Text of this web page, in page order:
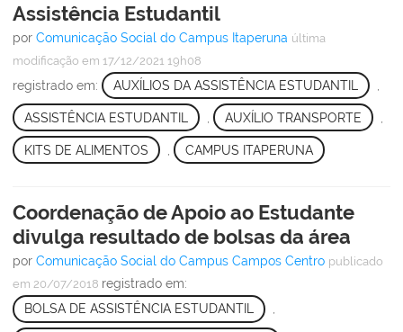
Assistência Estudantil
por Comunicação Social do Campus Itaperuna última
modificação em 17/12/2021 19h08
registrado em: AUXÍLIOS DA ASSISTÊNCIA ESTUDANTIL
ASSISTÊNCIA ESTUDANTIL AUXÍLIO TRANSPORTE
KITS DE ALIMENTOS CAMPUS ITAPERUNA
Coordenação de Apoio ao Estudante
divulga resultado de bolsas da área
por Comunicação Social do Campus Campos Centro publicado
em 20/07/2018 registrado em:
BOLSA DE ASSISTÊNCIA ESTUDANTIL
,